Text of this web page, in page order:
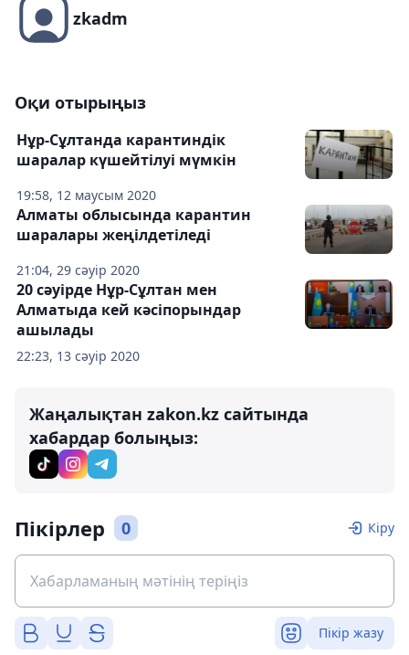
zkadm
Оқи отырыңыз
19:58, 12 маусым 2020
Нұр-Сұлтанда карантиндік
шаралар күшейтілуі мүмкін
21:04, 29 сәуір 2020
Алматы облысында карантин
шаралары жеңілдетіледі
22:23, 13 сәуір 2020
20 сәуірде Нұр-Сұлтан мен
Алматыда кей кәсіпорындар
ашылады
Жаңалықтан zakon.kz сайтында
хабардар болыңыз:
Пікірлер 0 Кіру
Пікір жазу